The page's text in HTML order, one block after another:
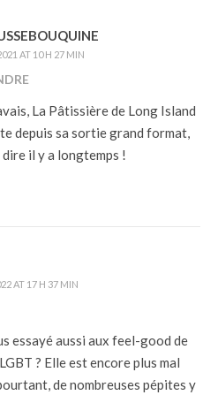
AT 10 H 27 MIN
La Pâtissière de Long Island
depuis sa sortie grand format,
il y a longtemps !
AT 17 H 37 MIN
essayé aussi aux feel-good de
? Elle est encore plus mal
de nombreuses pépites y